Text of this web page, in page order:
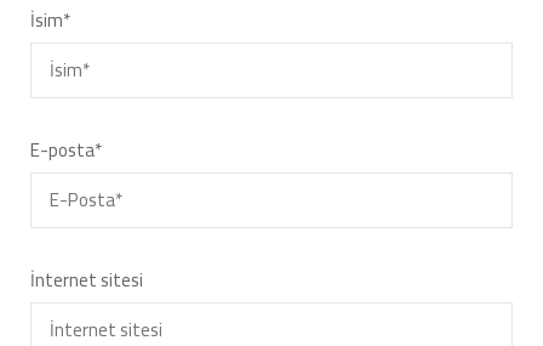
İsim*
E-posta*
İnternet sitesi